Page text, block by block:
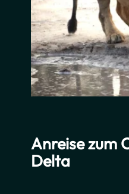
Anreise zum
Delta